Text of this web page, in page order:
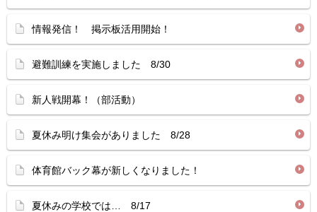
情報発信！ 掲示板活用開始！
避難訓練を実施しました 8/30
新人戦開幕！（部活動）
夏休み明け集会がありました 8/28
体育館バック幕が新しくなりました！
夏休みの学校では… 8/17